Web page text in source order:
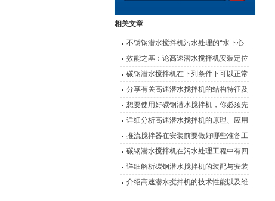
相关文章
不锈钢潜水搅拌机污水处理的“水下心
脏”
效能之基：论高速潜水搅拌机安装定位
的科学要诀
碳钢潜水搅拌机在下列条件下可以正常
连续运行
分享有关高速潜水搅拌机的结构特征及
使用优势
想要使用好碳钢潜水搅拌机，你必须先
了解它的特点
详细分析高速潜水搅拌机的原理、应用
以及性能特点
推流搅拌器在安装前要做好哪些准备工
作？
碳钢潜水搅拌机在污水处理工程中有四
大应用
详细解析碳钢潜水搅拌机的装配与安装
介绍高速潜水搅拌机的技术性能以及维